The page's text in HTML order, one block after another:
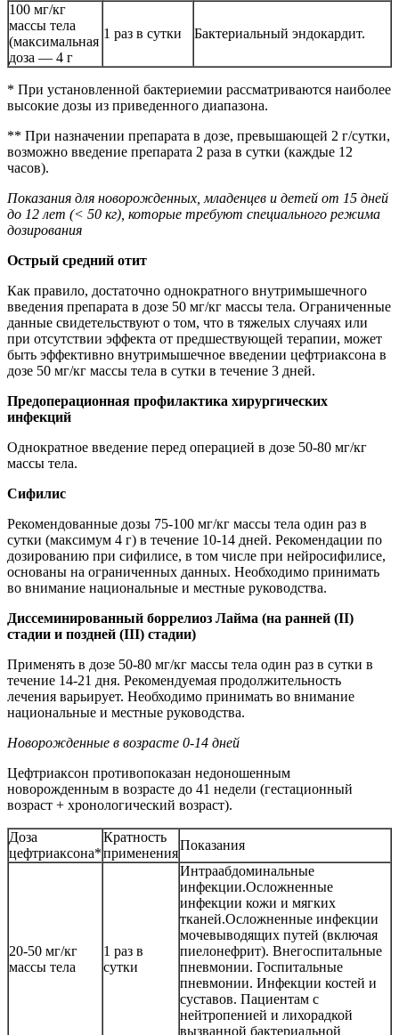
100 мг/кг
массы тела
(максимальная
доза — 4 г
1 раз в сутки Бактериальный эндокардит.
* При установленной бактериемии рассматриваются наиболее
высокие дозы из приведенного диапазона.
** При назначении препарата в дозе, превышающей 2 г/сутки,
возможно введение препарата 2 раза в сутки (каждые 12
часов).
Показания для новорожденных, младенцев и детей от 15 дней
до 12 лет (< 50 кг), которые требуют специального режима
дозирования
Острый средний отит
Как правило, достаточно однократного внутримышечного
введения препарата в дозе 50 мг/кг массы тела. Ограниченные
данные свидетельствуют о том, что в тяжелых случаях или
при отсутствии эффекта от предшествующей терапии, может
быть эффективно внутримышечное введении цефтриаксона в
дозе 50 мг/кг массы тела в сутки в течение 3 дней.
Предоперационная профилактика хирургических
инфекций
Однократное введение перед операцией в дозе 50-80 мг/кг
массы тела.
Сифилис
Рекомендованные дозы 75-100 мг/кг массы тела один раз в
сутки (максимум 4 г) в течение 10-14 дней. Рекомендации по
дозированию при сифилисе, в том числе при нейросифилисе,
основаны на ограниченных данных. Необходимо принимать
во внимание национальные и местные руководства.
Диссеминированный боррелиоз Лайма (на ранней (II)
стадии и поздней (III) стадии)
Применять в дозе 50-80 мг/кг массы тела один раз в сутки в
течение 14-21 дня. Рекомендуемая продолжительность
лечения варьирует. Необходимо принимать во внимание
национальные и местные руководства.
Новорожденные в возрасте 0-14 дней
Цефтриаксон противопоказан недоношенным
новорожденным в возрасте до 41 недели (гестационный
возраст + хронологический возраст).
Доза
цефтриаксона*
Кратность
применения
Показания
20-50 мг/кг
массы тела
1 раз в
сутки
Интраабдоминальные
инфекции.Осложненные
инфекции кожи и мягких
тканей.Осложненные инфекции
мочевыводящих путей (включая
пиелонефрит). Внегоспитальные
пневмонии. Госпитальные
пневмонии. Инфекции костей и
суставов. Пациентам с
нейтропенией и лихорадкой
вызванной бактериальной